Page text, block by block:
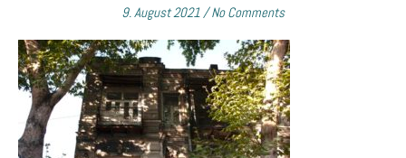
9. August 2021/ No Comments